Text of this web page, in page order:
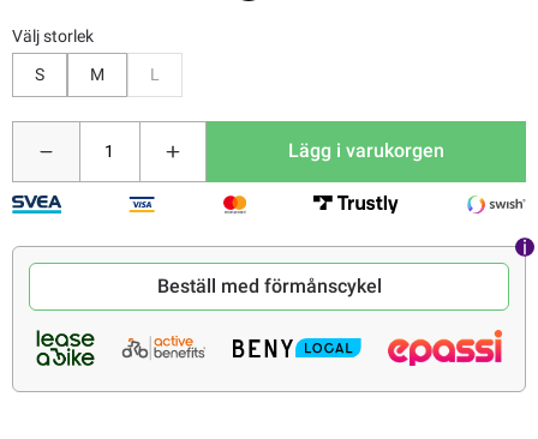
Välj storlek
S
M L
Lägg i varukorgen
Beställ med förmånscykel